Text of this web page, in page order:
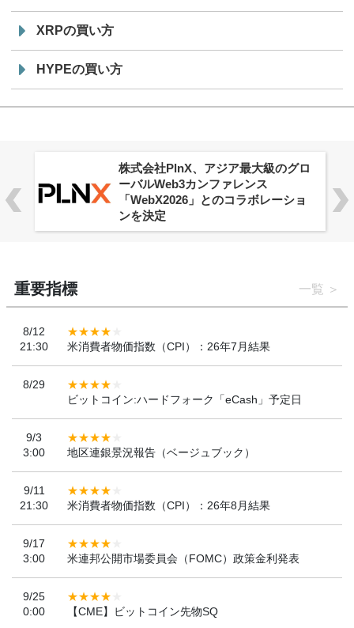
XRPの買い方
HYPEの買い方
株式会社PlnX、アジア最大級のグロ
ーバルWeb3カンファレンス
「WebX2026」とのコラボレーショ
ンを決定
重要指標 一覧
8/12
21:30
米消費者物価指数（CPI）：26年7月結果
8/29
ビットコイン:ハードフォーク「eCash」予定日
9/3
3:00
地区連銀景況報告（ベージュブック）
9/11
21:30
米消費者物価指数（CPI）：26年8月結果
9/17
3:00
米連邦公開市場委員会（FOMC）政策金利発表
9/25
0:00
【CME】ビットコイン先物SQ